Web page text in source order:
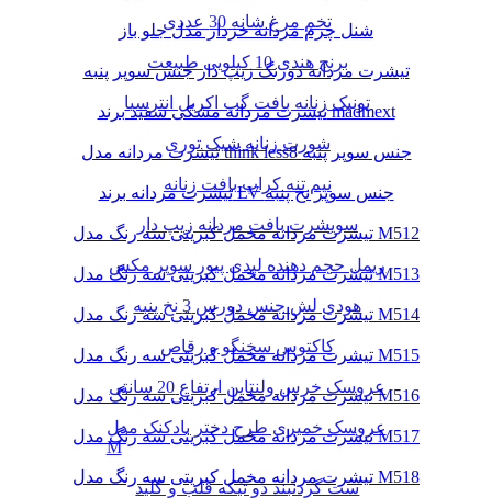
تخم مرغ شانه 30 عددی
برنج هندی 10 کیلویی طبیعت
تونیک زنانه بافت گپ اکریل انترسیا
شورت زنانه شیک توری
نیم تنه کراپ بافت زنانه
سویشرت بافت مردانه زیپ دار
ریمل حجم دهنده لیدی پیور سوپر مکس
هودی لش جنس دورس 3 نخ پنبه
کاکتوس سخنگو و رقاص
عروسک خرس ولنتاین ارتفاع 20 سانتی
عروسک خمیری طرح دختر بادکنک مدل
M
ست گردنبند دو تیکه قلب و کلید
شنل چرم مردانه خزدار مدل جلو باز
تیشرت مردانه دورنگ زیپ دار جنس سوپر پنبه
تیشرت مردانه مشکی سفید برند madmext
تیشرت مردانه مدل think less8 جنس سوپر پنبه
تیشرت مردانه برند LV جنس سوپر نخ پنبه
تیشرت مردانه مخمل کبریتی سه رنگ مدل M512
تیشرت مردانه مخمل کبریتی سه رنگ مدل M513
تیشرت مردانه مخمل کبریتی سه رنگ مدل M514
تیشرت مردانه مخمل کبریتی سه رنگ مدل M515
تیشرت مردانه مخمل کبریتی سه رنگ مدل M516
تیشرت مردانه مخمل کبریتی سه رنگ مدل M517
تیشرت مردانه مخمل کبریتی سه رنگ مدل M518